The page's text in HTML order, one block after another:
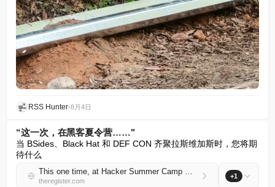
RSS Hunter•8月4日
“这一次，在黑客夏令营……"
当 BSides、Black Hat 和 DEF CON 齐聚拉斯维加斯时，您将期
待什么
This one time, at Hacker Summer Camp …
theregister.com
+1